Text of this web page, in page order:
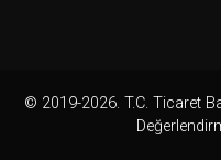
© 2019-2026. T.C. Ticaret